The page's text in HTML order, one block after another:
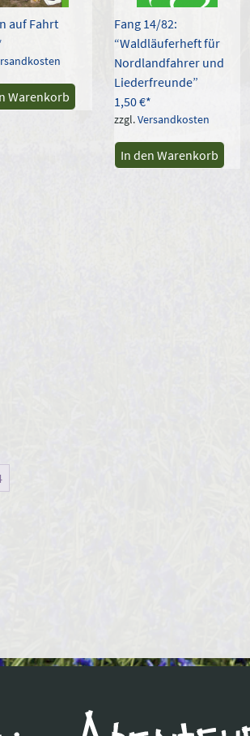
auf Fahrt
Warenkorb
Fang 14/82:
“Waldläuferheft für
Nordlandfahrer und
Liederfreunde”
1,50€
zzgl.Versandkosten
In den Warenkorb